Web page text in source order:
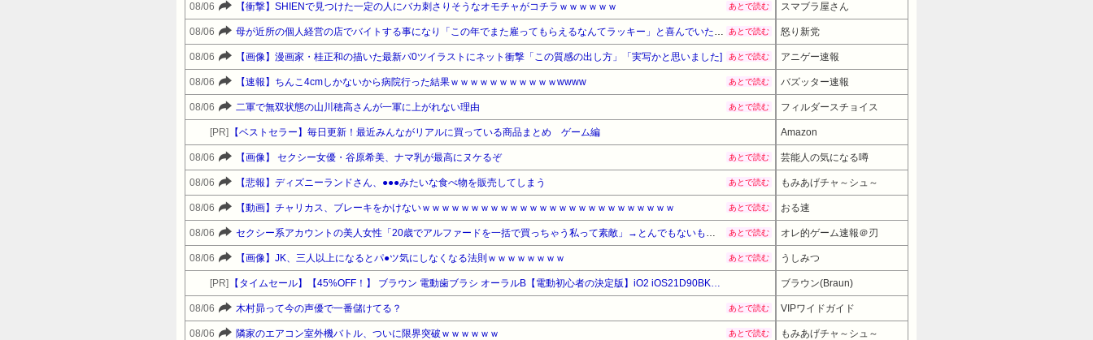
08/06 【衝撃】SHIENで見つけた一定の人にバカ刺さりそうなオモチャがコチラｗｗｗｗｗｗ あとで読む スマブラ屋さん
08/06 母が近所の個人経営の店でバイトする事になり「この年でまた雇ってもらえるなんてラッキー」と喜んでいたものの、雇われた理由が… あとで読む 怒り新党
08/06 【画像】漫画家・桂正和の描いた最新パ0ツイラストにネット衝撃「この質感の出し方」「実写かと思いました] あとで読む アニゲー速報
08/06 【速報】ちんこ4cmしかないから病院行った結果ｗｗｗｗｗｗｗｗｗｗｗwwww あとで読む バズッター速報
08/06 二軍で無双状態の山川穂高さんが一軍に上がれない理由 あとで読む フィルダースチョイス
[PR] 【ベストセラー】毎日更新！最近みんながリアルに買っている商品まとめ ゲーム編 Amazon
08/06 【画像】 セクシー女優・谷原希美、ナマ乳が最高にヌケるぞ あとで読む 芸能人の気になる噂
08/06 【悲報】ディズニーランドさん、●●●みたいな食べ物を販売してしまう あとで読む もみあげチャ～シュ～
08/06 【動画】チャリカス、ブレーキをかけないｗｗｗｗｗｗｗｗｗｗｗｗｗｗｗｗｗｗｗｗｗｗｗｗｗｗ あとで読む おる速
08/06 セクシー系アカウントの美人女性「20歳でアルファードを一括で買っちゃう私って素敵」→とんでもないものが映り込んでしまい、終わる あとで読む オレ的ゲーム速報＠刃
08/06 【画像】JK、三人以上になるとパ●ツ気にしなくなる法則ｗｗｗｗｗｗｗｗ あとで読む うしみつ
[PR] 【タイムセール】【45%OFF！】 ブラウン 電動歯ブラシ オーラルB【電動初心者の決定版】iO2 iOS21D90BK ブラック 防水 歯科医推奨No.1ブランド【Amazon.co.jp 限定】 ブラウン(Braun)
08/06 木村昴って今の声優で一番儲けてる？ あとで読む VIPワイドガイド
08/06 隣家のエアコン室外機バトル、ついに限界突破ｗｗｗｗｗｗ あとで読む もみあげチャ～シュ～